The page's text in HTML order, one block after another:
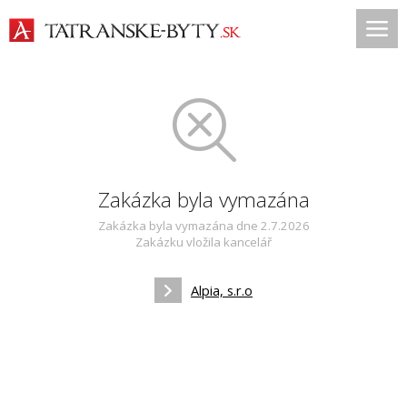
Zakázka byla vymazána
Zakázka byla vymazána dne 2.7.2026
Zakázku vložila kancelář
Alpia, s.r.o